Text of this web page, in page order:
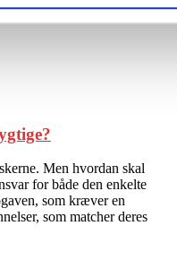
Men hvordan skal
for både den enkelte
som kræver en
som matcher deres